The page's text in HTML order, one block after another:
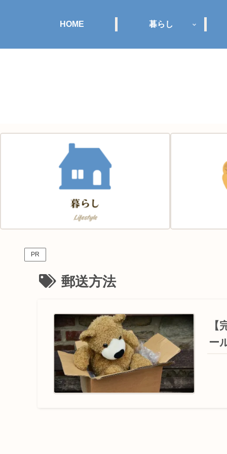
HOME 暮らし
PR
郵送方法
【
ー